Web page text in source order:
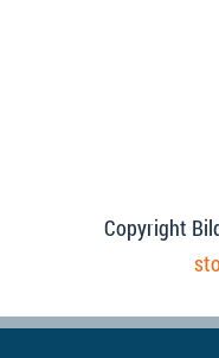
Copyright